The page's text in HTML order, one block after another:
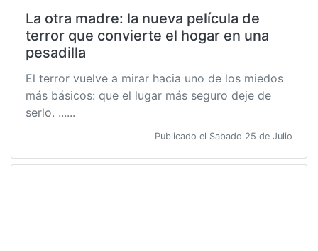
La otra madre: la nueva película de
terror que convierte el hogar en una
pesadilla
El terror vuelve a mirar hacia uno de los miedos
más básicos: que el lugar más seguro deje de
serlo. ......
Publicado el Sabado 25 de Julio